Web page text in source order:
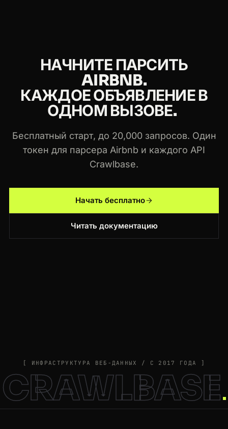
НАЧНИТЕ ПАРСИТЬ
AIRBNB.
КАЖДОЕ ОБЪЯВЛЕНИЕ В
ОДНОМ ВЫЗОВЕ.
Бесплатный старт, до 20,000 запросов. Один
токен для парсера Airbnb и каждого API
Crawlbase.
Начать бесплатно
Читать документацию
[ ИНФРАСТРУКТУРА ВЕБ-ДАННЫХ / С 2017 ГОДА ]
CRAWLBASE